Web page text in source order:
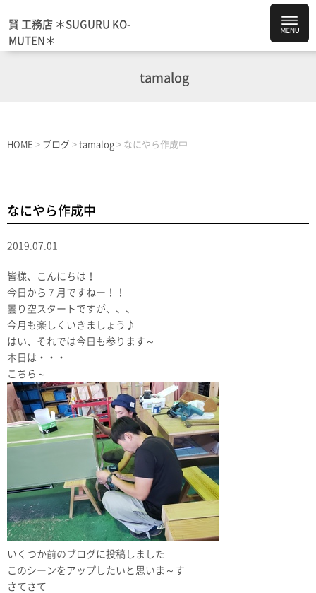
賢 工務店 ＊SUGURU KO-
MUTEN＊
tamalog
HOME > ブログ > tamalog > なにやら作成中
なにやら作成中
2019.07.01
皆様、こんにちは！
今日から７月ですねー！！
曇り空スタートですが、、、
今月も楽しくいきましょう♪
はい、それでは今日も参ります～
本日は・・・
こちら～
いくつか前のブログに投稿しました
このシーンをアップしたいと思いま～す
さてさて